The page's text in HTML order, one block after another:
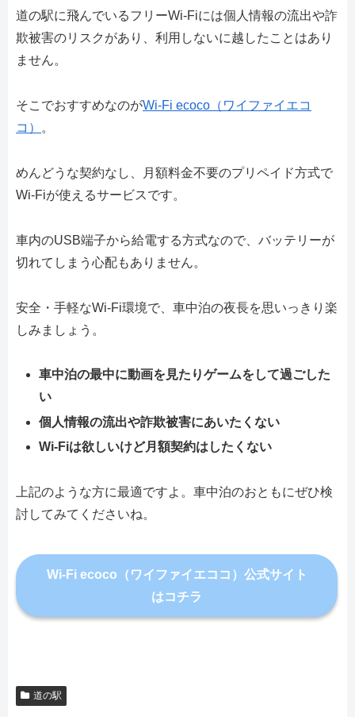
道の駅に飛んでいるフリーWi-Fiには個人情報の流出や詐
欺被害のリスクがあり、利用しないに越したことはあり
ません。
そこでおすすめなのがWi-Fi ecoco（ワイファイエコ
コ）
。
めんどうな契約なし、月額料金不要のプリペイド方式で
Wi-Fiが使えるサービスです。
車内のUSB端子から給電する方式なので、バッテリーが
切れてしまう心配もありません。
安全・手軽なWi-Fi環境で、車中泊の夜長を思いっきり楽
しみましょう。
車中泊の最中に動画を見たりゲームをして過ごした
い
個人情報の流出や詐欺被害にあいたくない
Wi-Fiは欲しいけど月額契約はしたくない
上記のような方に最適ですよ。車中泊のおともにぜひ検
討してみてくださいね。
Wi-Fi ecoco（ワイファイエココ）公式サイト
はコチラ
道の駅